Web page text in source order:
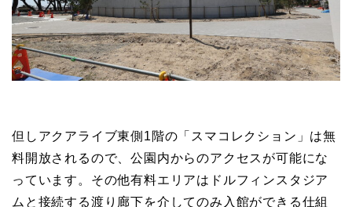
但しアクアライブ東側1階の「スマコレクション」は無
料開放されるので、公園内からのアクセスが可能にな
っています。その他有料エリアはドルフィンスタジア
ムと接続する渡り廊下を介してのみ入館ができる仕組